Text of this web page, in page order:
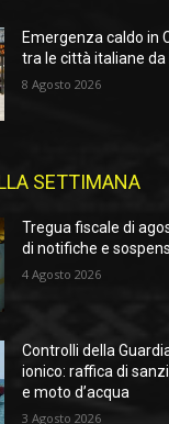
Emergenza caldo in
tra le città italiane da
8 Agosto 2026
SETTIMANA
Tregua fiscale di
di notifiche e
4 Agosto 2026
Controlli della
ionico: raffica di
e moto d’acqua
3 Agosto 2026